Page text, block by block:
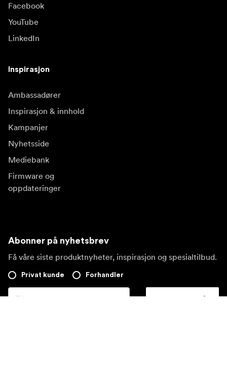
Facebook
YouTube
LinkedIn
Inspirasjon
Ambassadører
Inspirasjon & innhold
Kampanjer
Nyhetsside
Mediebank
Firmware og
oppdateringer
Abonner på nyhetsbrev
Få våre siste produktnyheter, inspirasjon og spesialtilbud.
Privat kunde Forhandler